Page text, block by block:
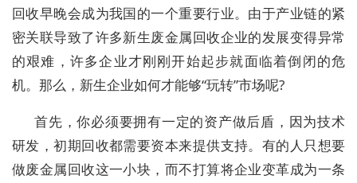
回收早晚会成为我国的一个重要行业。由于产业链的紧
密关联导致了许多新生废金属回收企业的发展变得异常
的艰难，许多企业才刚刚开始起步就面临着倒闭的危
机。那么，新生企业如何才能够“玩转”市场呢?
首先，你必须要拥有一定的资产做后盾，因为技术
研发，初期回收都需要资本来提供支持。有的人只想要
做废金属回收这一小块，而不打算将企业变革成为一条